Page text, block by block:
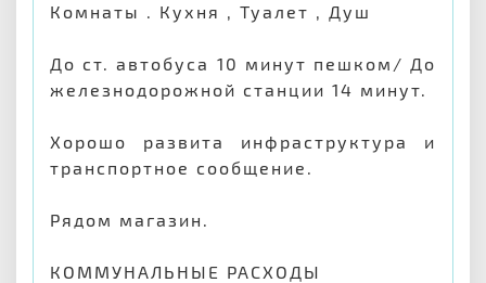
Комнаты . Кухня , Туалет , Душ
До ст. автобуса 10 минут пешком/ До
железнодорожной станции 14 минут.
Хорошо развита инфраструктура и
транспортное сообщение.
Рядом магазин.
КОММУНАЛЬНЫЕ РАСХОДЫ